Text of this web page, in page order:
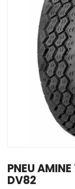
PNEU
DV82